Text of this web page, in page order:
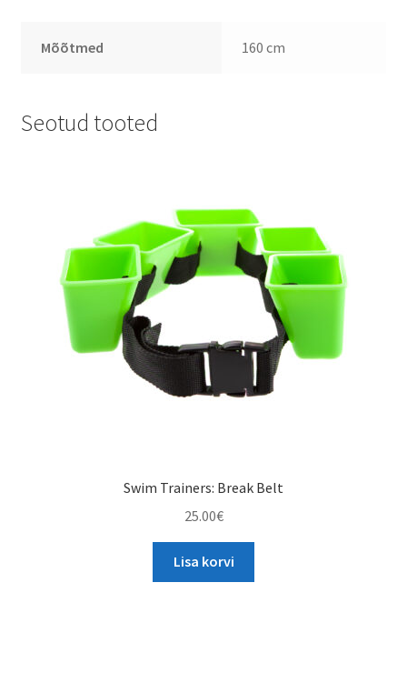
Mõõtmed 160 cm
Seotud tooted
Swim Trainers: Break Belt
25.00€
Lisa korvi